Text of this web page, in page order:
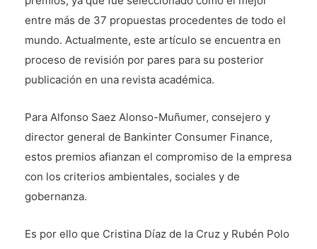
entre más de 37 propuestas procedentes de todo el
mundo. Actualmente, este artículo se encuentra en
proceso de revisión por pares para su posterior
publicación en una revista académica.
Para Alfonso Saez Alonso-Muñumer, consejero y
director general de Bankinter Consumer Finance,
estos premios afianzan el compromiso de la empresa
con los criterios ambientales, sociales y de
gobernanza.
Es por ello que Cristina Díaz de la Cruz y Rubén Polo